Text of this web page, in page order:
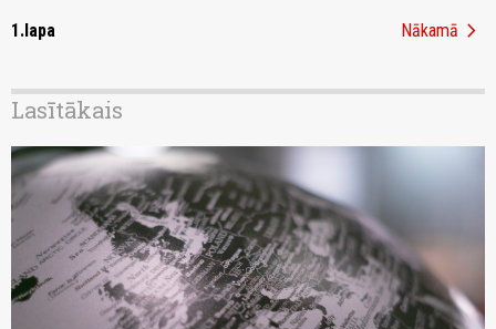
1.lapa Nākamā chevron_right
Lasītākais